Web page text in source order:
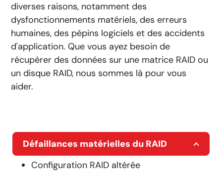
diverses raisons, notamment des
dysfonctionnements matériels, des erreurs
humaines, des pépins logiciels et des accidents
d'application. Que vous ayez besoin de
récupérer des données sur une matrice RAID ou
un disque RAID, nous sommes là pour vous
aider.
Défaillances matérielles du RAID
Configuration RAID altérée